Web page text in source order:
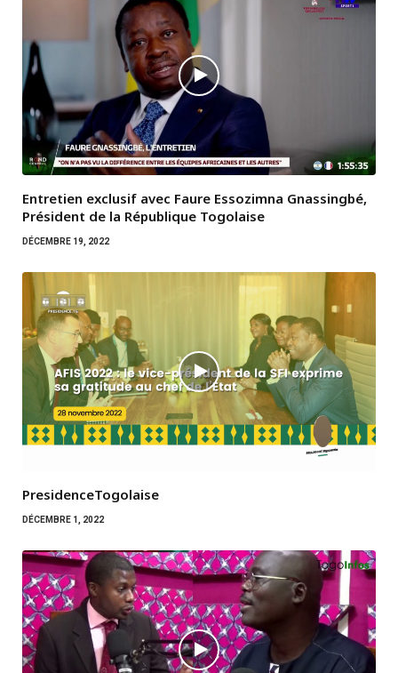
Entretien exclusif avec Faure Essozimna Gnassingbé,
Président de la République Togolaise
DÉCEMBRE 19, 2022
PresidenceTogolaise
DÉCEMBRE 1, 2022